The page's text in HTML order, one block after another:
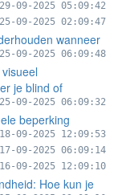
29-09-2025 05:09:42
25-09-2025 02:09:47
wanneer
25-09-2025 06:09:48
je blind of
25-09-2025 06:09:32
beperking
18-09-2025 12:09:53
17-09-2025 06:09:14
16-09-2025 12:09:10
Hoe kun je